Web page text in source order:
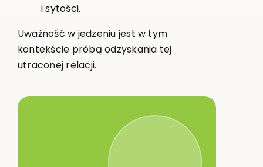
i sytości.
Uważność w jedzeniu jest w tym
kontekście próbą odzyskania tej
utraconej relacji.